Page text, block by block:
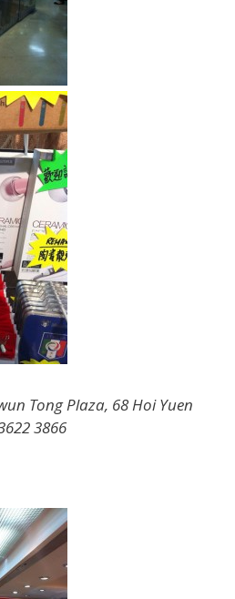
Tong Plaza, 68 Hoi Yuen
3866